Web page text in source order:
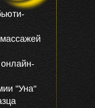
массажей
"Уна"